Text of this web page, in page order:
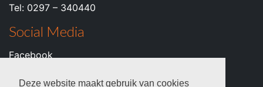
Deze website maakt gebruik van cookies
Tel: 0297 – 340440
Social Media
Facebook
Youtube